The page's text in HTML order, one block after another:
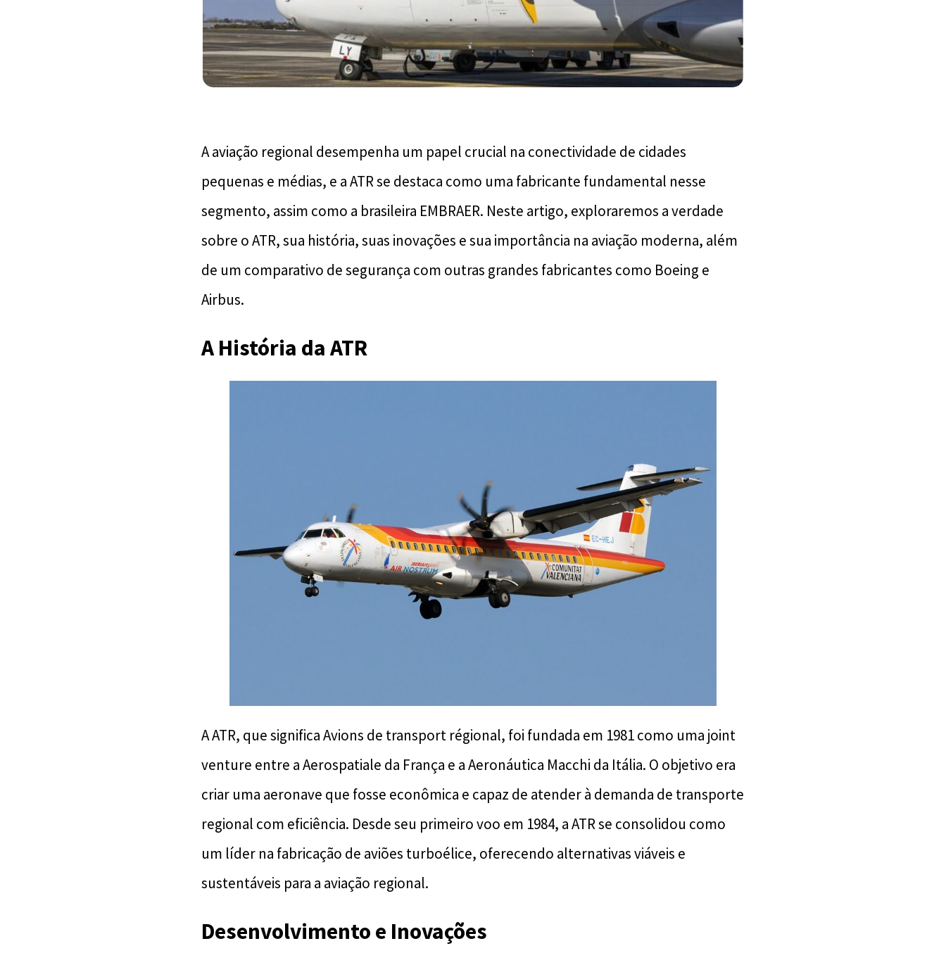
A aviação regional desempenha um papel crucial na conectividade de cidades
pequenas e médias, e a ATR se destaca como uma fabricante fundamental nesse
segmento, assim como a brasileira EMBRAER. Neste artigo, exploraremos a verdade
sobre o ATR, sua história, suas inovações e sua importância na aviação moderna, além
de um comparativo de segurança com outras grandes fabricantes como Boeing e
Airbus.
A História da ATR
A ATR, que significa Avions de transport régional, foi fundada em 1981 como uma joint
venture entre a Aerospatiale da França e a Aeronáutica Macchi da Itália. O objetivo era
criar uma aeronave que fosse econômica e capaz de atender à demanda de transporte
regional com eficiência. Desde seu primeiro voo em 1984, a ATR se consolidou como
um líder na fabricação de aviões turboélice, oferecendo alternativas viáveis e
sustentáveis para a aviação regional.
Desenvolvimento e Inovações